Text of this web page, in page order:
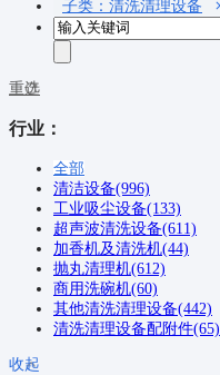
子类：清洗清理设备
重选
行业：
全部
清洁设备(996)
工业吸尘设备(133)
超声波清洗设备(611)
加香机及清洗机(44)
抛丸清理机(612)
商用洗碗机(60)
其他清洗清理设备(442)
清洗清理设备配附件(65)
收起